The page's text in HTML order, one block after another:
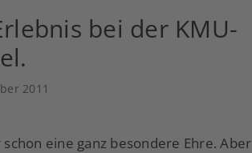
bei der KMU-
2011
eine ganz besondere Ehre. Aber